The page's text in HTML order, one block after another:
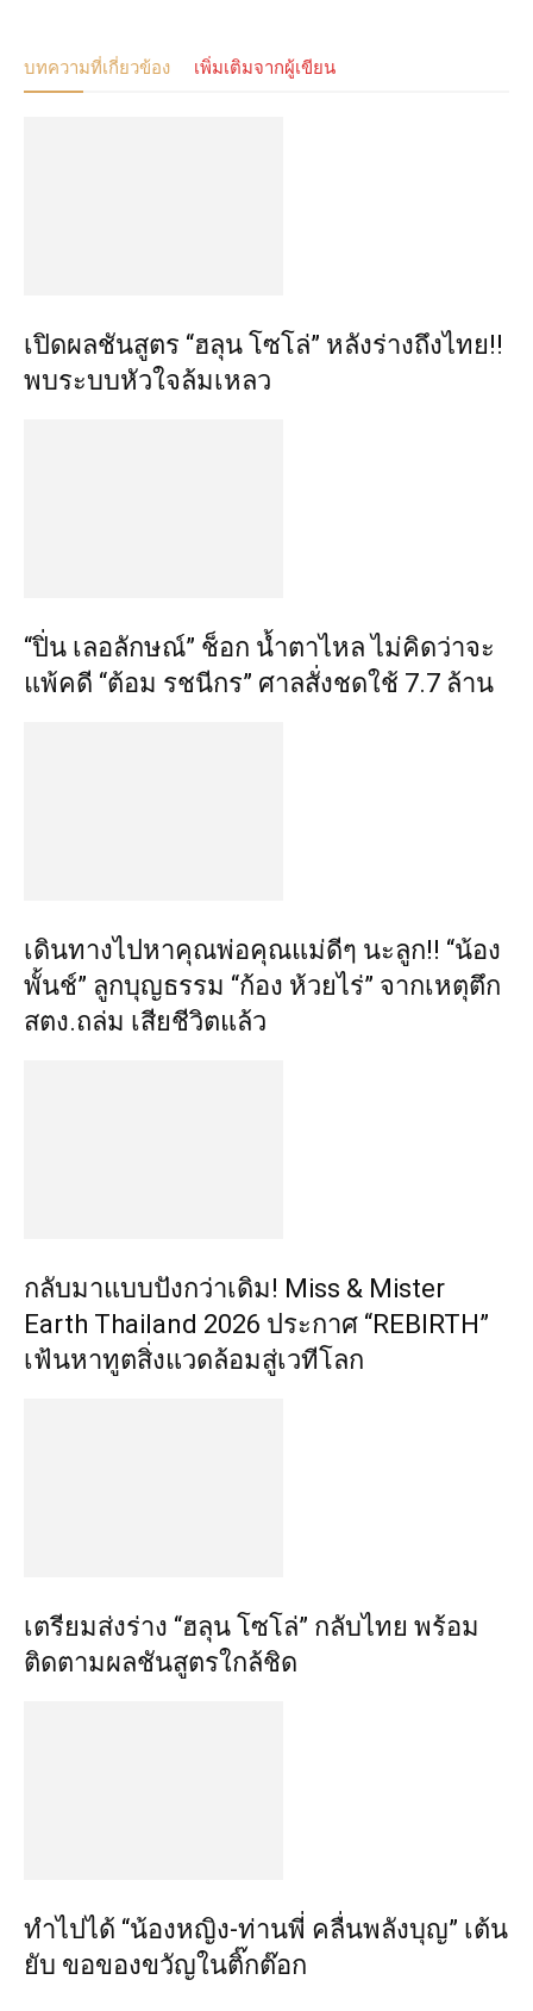
บทความที่เกี่ยวข้อง เพิ่มเติมจากผู้เขียน
เปิดผลชันสูตร “ฮลุน โซโล่” หลังร่างถึงไทย!!
พบระบบหัวใจล้มเหลว
“ปิ่น เลอลักษณ์” ช็อก น้ำตาไหล ไม่คิดว่าจะ
แพ้คดี “ต้อม รชนีกร” ศาลสั่งชดใช้ 7.7 ล้าน
เดินทางไปหาคุณพ่อคุณแม่ดีๆ นะลูก!! “น้อง
พั้นช์” ลูกบุญธรรม “ก้อง ห้วยไร่” จากเหตุตึก
สตง.ถล่ม เสียชีวิตแล้ว
กลับมาแบบปังกว่าเดิม! Miss & Mister
Earth Thailand 2026 ประกาศ “REBIRTH”
เฟ้นหาทูตสิ่งแวดล้อมสู่เวทีโลก
เตรียมส่งร่าง “ฮลุน โซโล่” กลับไทย พร้อม
ติดตามผลชันสูตรใกล้ชิด
ทำไปได้ “น้องหญิง-ท่านพี่ คลื่นพลังบุญ” เต้น
ยับ ขอของขวัญในติ๊กต๊อก